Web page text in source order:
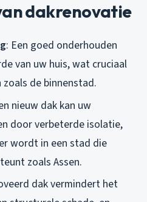
dakrenovatie
: Een goed onderhouden
van uw huis, wat cruciaal
de binnenstad.
nieuw dak kan uw
door verbeterde isolatie,
wordt in een stad die
zoals Assen.
dak vermindert het